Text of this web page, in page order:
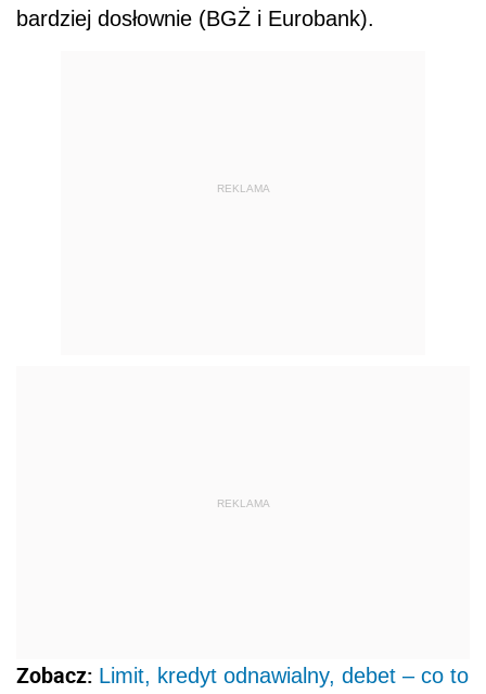
bardziej dosłownie (BGŻ i Eurobank).
REKLAMA
REKLAMA
Zobacz: Limit, kredyt odnawialny, debet – co to